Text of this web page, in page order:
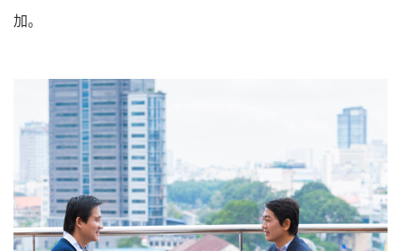
加。